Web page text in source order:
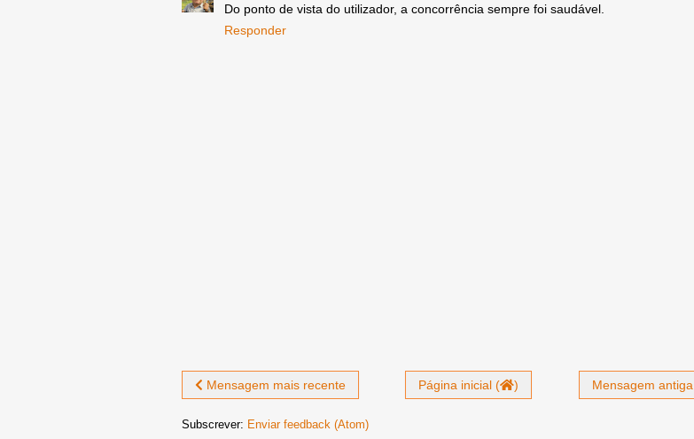
Do ponto de vista do utilizador, a concorrência sempre foi saudável.
Responder
Mensagem mais recente Mensagem antiga
Página inicial ( )
Subscrever: Enviar feedback (Atom)